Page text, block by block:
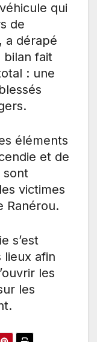
qui
de
a dérapé
bilan fait
: une
éléments
et de
sont
victimes
Ranérou.
s’est
lieux afin
les
les